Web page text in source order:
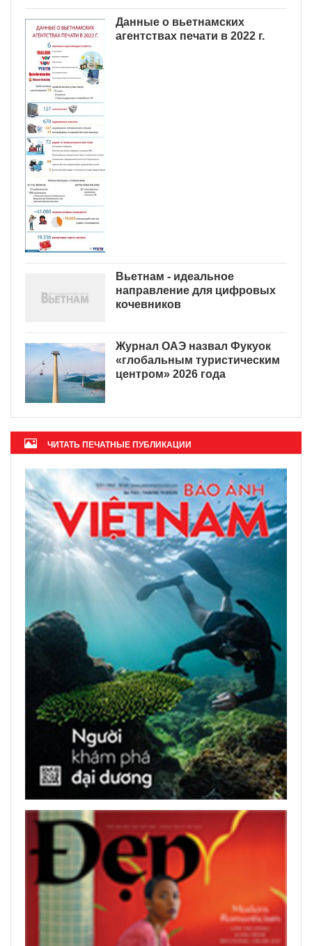
Данные о вьетнамских
агентствах печати в 2022 г.
Вьетнам - идеальное
направление для цифровых
кочевников
Журнал ОАЭ назвал Фукуок
«глобальным туристическим
центром» 2026 года
ЧИТАТЬ ПЕЧАТНЫЕ ПУБЛИКАЦИИ